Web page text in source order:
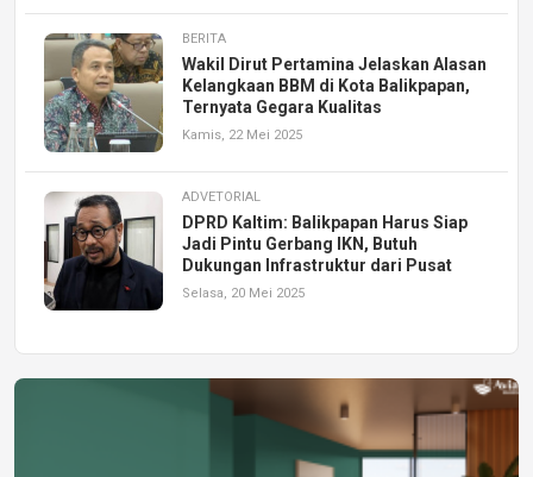
BERITA
Wakil Dirut Pertamina Jelaskan Alasan
Kelangkaan BBM di Kota Balikpapan,
Ternyata Gegara Kualitas
Kamis, 22 Mei 2025
ADVETORIAL
DPRD Kaltim: Balikpapan Harus Siap
Jadi Pintu Gerbang IKN, Butuh
Dukungan Infrastruktur dari Pusat
Selasa, 20 Mei 2025